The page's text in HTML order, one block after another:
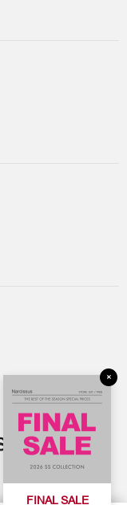
FINAL SALE
×